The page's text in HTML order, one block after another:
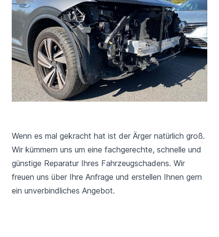
Wenn es mal gekracht hat ist der Ärger natürlich groß.
Wir kümmern uns um eine fachgerechte, schnelle und
günstige Reparatur Ihres Fahrzeugschadens. Wir
freuen uns über Ihre Anfrage und erstellen Ihnen gern
ein unverbindliches Angebot.